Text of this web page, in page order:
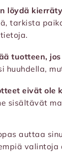
löydä
tarkista
tuotteen,
huuhdella,
eivät ole
sisältävät
auttaa
valintoja